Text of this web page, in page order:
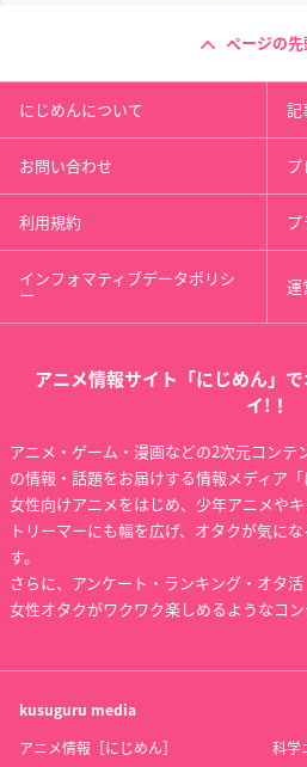
ページの先
にじめんについて 記
お問い合わせ プ
利用規約 プ
インフォマティブデータポリシ
ー 運
アニメ情報サイト「にじめん」
イ!！
アニメ・ゲーム・漫画などの2次元コンテ
の情報・話題をお届けする情報メディア「
女性向けアニメをはじめ、少年アニメや
トリーマーにも幅を広げ、オタクが気に
す。
さらに、アンケート・ランキング・オタ活
女性オタクがワクワク楽しめるようなコン
kusuguru media
アニメ情報［にじめん］
科学